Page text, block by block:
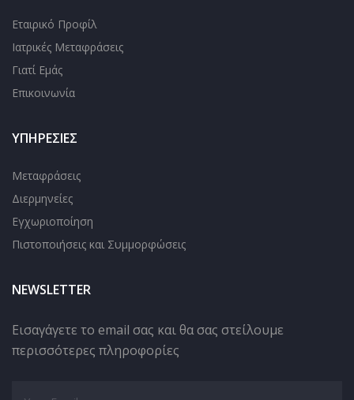
Εταιρικό Προφίλ
Ιατρικές Μεταφράσεις
Γιατί Εμάς
Επικοινωνία
ΥΠΗΡΕΣΊΕΣ
Μεταφράσεις
Διερμηνείες
Εγχωριοποίηση
Πιστοποιήσεις και Συμμορφώσεις
NEWSLETTER
Εισαγάγετε το email σας και θα σας στείλουμε
περισσότερες πληροφορίες